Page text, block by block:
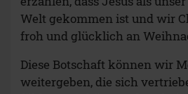
Welt gekommen ist und wir
froh und glücklich an
Diese Botschaft können wir
weitergeben, die sich